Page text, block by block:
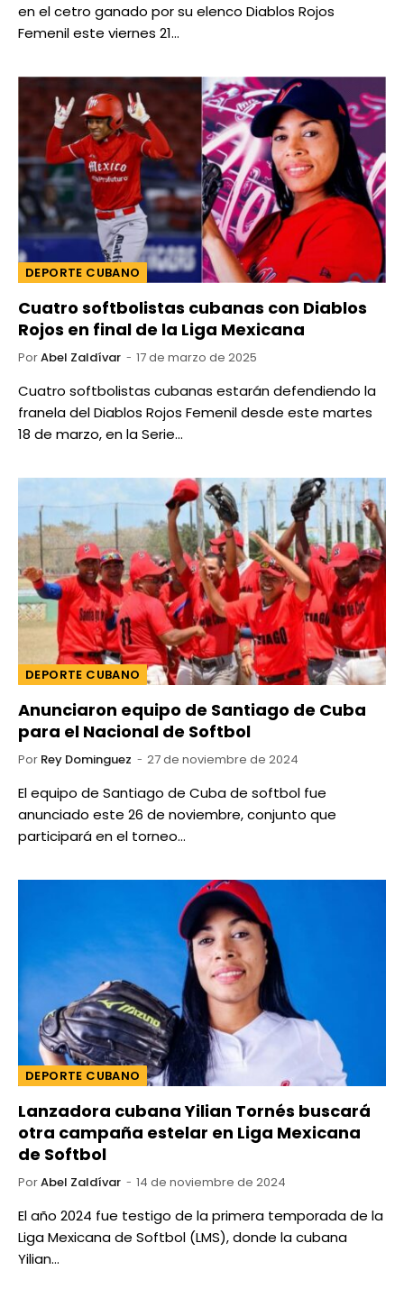
en el cetro ganado por su elenco Diablos Rojos
Femenil este viernes 21…
DEPORTE CUBANO
Cuatro softbolistas cubanas con Diablos
Rojos en final de la Liga Mexicana
PorAbel Zaldívar 17 de marzo de 2025
Cuatro softbolistas cubanas estarán defendiendo la
franela del Diablos Rojos Femenil desde este martes
18 de marzo, en la Serie…
DEPORTE CUBANO
Anunciaron equipo de Santiago de Cuba
para el Nacional de Softbol
Por Rey Dominguez 27 de noviembre de 2024
El equipo de Santiago de Cuba de softbol fue
anunciado este 26 de noviembre, conjunto que
participará en el torneo…
DEPORTE CUBANO
Lanzadora cubana Yilian Tornés buscará
otra campaña estelar en Liga Mexicana
de Softbol
PorAbel Zaldívar 14 de noviembre de 2024
El año 2024 fue testigo de la primera temporada de la
Liga Mexicana de Softbol (LMS), donde la cubana
Yilian…